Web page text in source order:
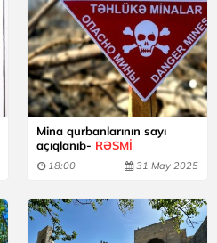
Mina qurbanlarının sayı
açıqlanıb- RƏSMİ
18:00 31 May 2025